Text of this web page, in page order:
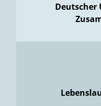
Deutscher